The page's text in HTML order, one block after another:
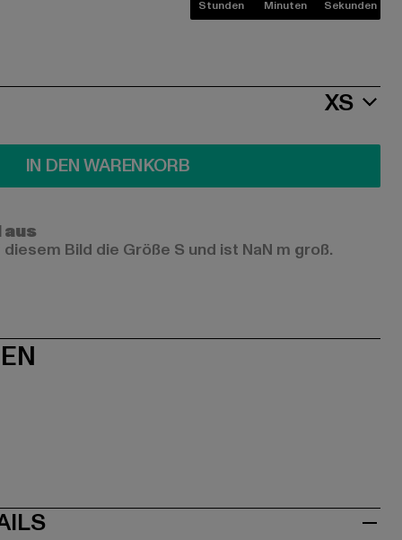
Stunden Minuten Sekunden
XS
IN DEN WARENKORB
Bild die Größe S und ist NaN m groß.